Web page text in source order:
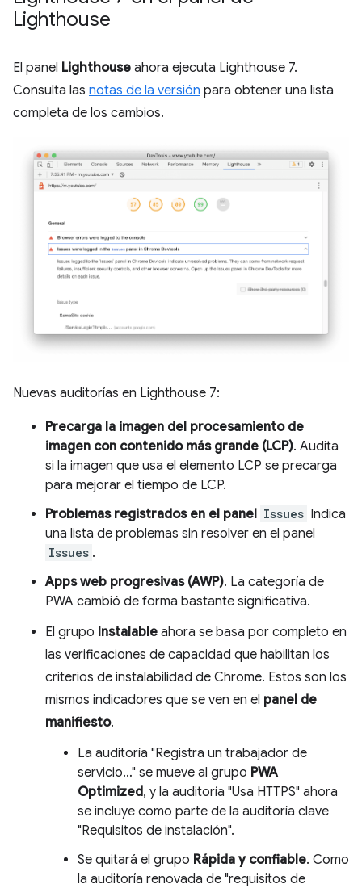
Lighthouse
El panel Lighthouse ahora ejecuta Lighthouse 7.
Consulta las notas de la versión para obtener una lista
completa de los cambios.
Nuevas auditorías en Lighthouse 7:
Precarga la imagen del procesamiento de
imagen con contenido más grande (LCP). Audita
si la imagen que usa el elemento LCP se precarga
para mejorar el tiempo de LCP.
Problemas registrados en el panel Issues Indica
una lista de problemas sin resolver en el panel
Issues .
Apps web progresivas (AWP). La categoría de
PWA cambió de forma bastante significativa.
El grupo Instalable ahora se basa por completo en
las verificaciones de capacidad que habilitan los
criterios de instalabilidad de Chrome. Estos son los
mismos indicadores que se ven en el panel de
manifiesto.
La auditoría "Registra un trabajador de
servicio…" se mueve al grupo PWA
Optimized, y la auditoría "Usa HTTPS" ahora
se incluye como parte de la auditoría clave
"Requisitos de instalación".
Se quitará el grupo Rápida y confiable. Como
la auditoría renovada de "requisitos de